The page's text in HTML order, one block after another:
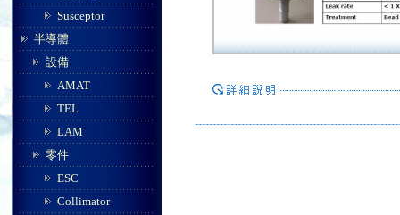
Susceptor
半導體
設備
AMAT
TEL
LAM
零件
ESC
Collimator